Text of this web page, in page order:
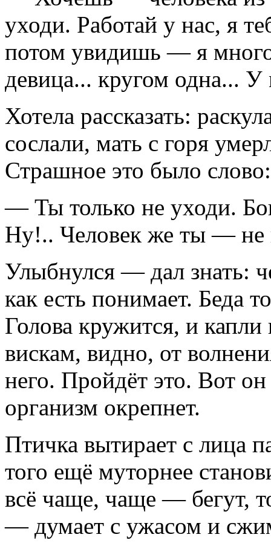
уходи. Работай у нас, я
потом увидишь — я
девица... кругом одна... У
Хотела рассказать:
сослали, мать с горя
Страшное это было
— Ты только не уходи.
Ну!.. Человек же ты — не
Улыбнулся — дал знать:
как есть понимает. Беда
Голова кружится, и капли
вискам, видно, от
него. Пройдёт это. Вот
организм окрепнет.
Птичка вытирает с лица
того ещё муторнее
всё чаще, чаще — бегут,
— думает с ужасом и